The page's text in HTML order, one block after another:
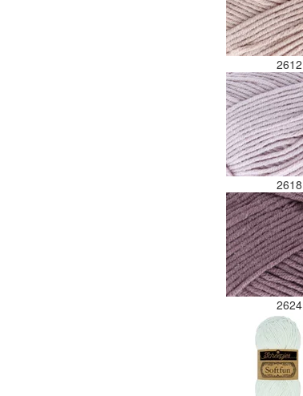
2612
2618
2624